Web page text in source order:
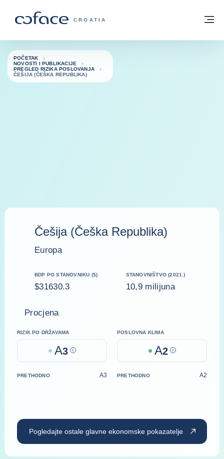
COFACE FOR TRADE - POČETNA
CROATIA
Povratak na početnu stranicu
POČETAK
NOVOSTI I PUBLIKACIJE
PREGLED RIZIKA POSLOVANJA
ČEŠIJA (ČEŠKA REPUBLIKA)
Češija (Češka Republika)
Europa
BDP PO STANOVNIKU ($)
$31630.3
STANOVNIŠTVO (2021.)
10,9 milijuna
Procjena
RIZIK PO DRŽAVAMA
A3 Help
POSLOVNA KLIMA
A2 Help
PRETHODNO A3 PRETHODNO A2
Pogledajte ostale glavne ekonomske pokazatelje